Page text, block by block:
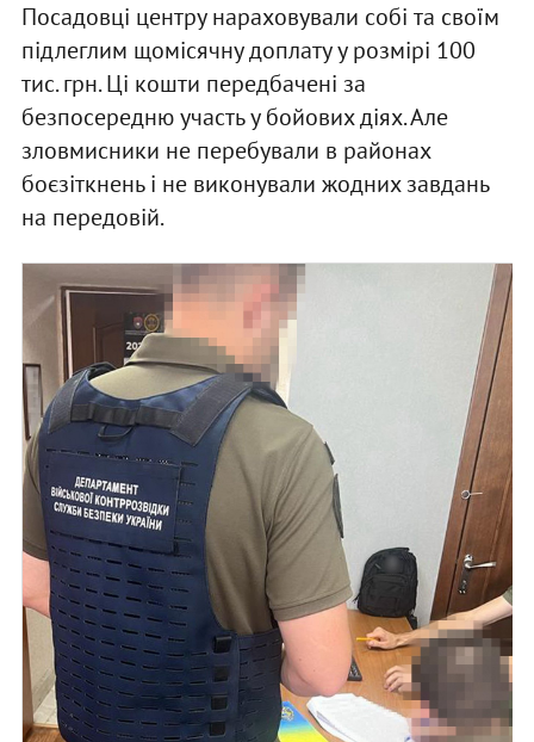
Посадовці центру нараховували собі та своїм
підлеглим щомісячну доплату у розмірі 100
тис. грн. Ці кошти передбачені за
безпосередню участь у бойових діях. Але
зловмисники не перебували в районах
боєзіткнень і не виконували жодних завдань
на передовій.